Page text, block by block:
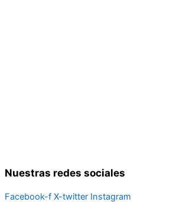
Nuestras redes sociales
Facebook-f X-twitter Instagram